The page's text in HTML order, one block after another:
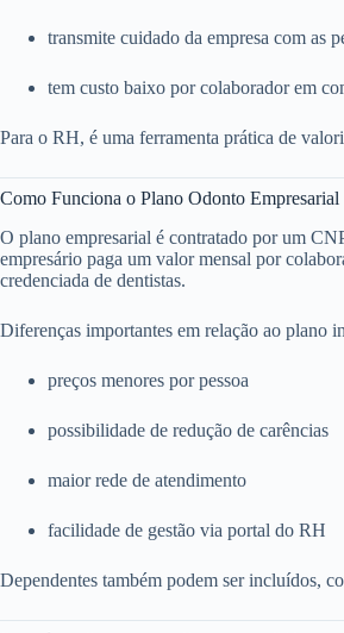
transmite cuidado da empresa com as
tem custo baixo por colaborador em
Para o RH, é uma ferramenta prática de
Como Funciona o Plano Odonto Empresarial
O plano empresarial é contratado por um
empresário paga um valor mensal por
credenciada de dentistas.
Diferenças importantes em relação ao plano
preços menores por pessoa
possibilidade de redução de carências
maior rede de atendimento
facilidade de gestão via portal do RH
Dependentes também podem ser incluídos,